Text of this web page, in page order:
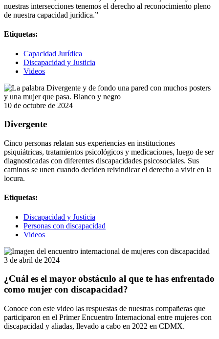
nuestras intersecciones tenemos el derecho al reconocimiento pleno
de nuestra capacidad jurídica.”
Etiquetas:
Capacidad Jurídica
Discapacidad y Justicia
Videos
10 de octubre de 2024
Divergente
Cinco personas relatan sus experiencias en instituciones
psiquiátricas, tratamientos psicológicos y medicaciones, luego de ser
diagnosticadas con diferentes discapacidades psicosociales. Sus
caminos se unen cuando deciden reivindicar el derecho a vivir en la
locura.
Etiquetas:
Discapacidad y Justicia
Personas con discapacidad
Videos
3 de abril de 2024
¿Cuál es el mayor obstáculo al que te has enfrentado
como mujer con discapacidad?
Conoce con este video las respuestas de nuestras compañeras que
participaron en el Primer Encuentro Internacional entre mujeres con
discapacidad y aliadas, llevado a cabo en 2022 en CDMX.